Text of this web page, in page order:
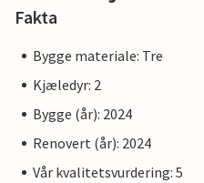
Resepsjonsbygningen
for alle gjester. Her finner du
informasjon, men også
pris på 195 DKK per person.
Merk: Sengetøy, 1 håndkle
Fakta
Bygge materiale: Tre
Kjæledyr: 2
Bygge (år): 2024
Renovert (år): 2024
Vår kvalitetsvurdering: 5